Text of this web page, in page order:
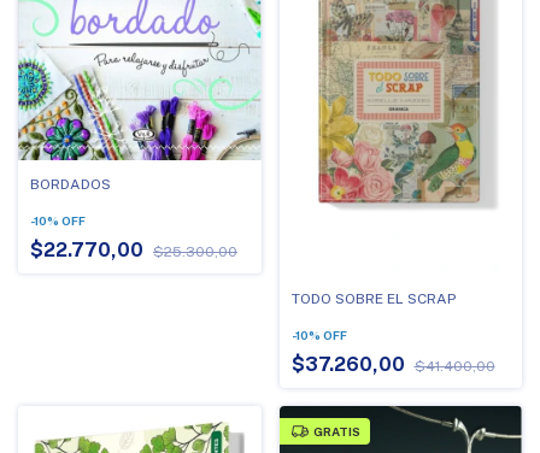
BORDADOS
-10% OFF
$22.770,00 $25.300,00
TODO SOBRE EL SCRAP
-10% OFF
$37.260,00 $41.400,00
GRATIS